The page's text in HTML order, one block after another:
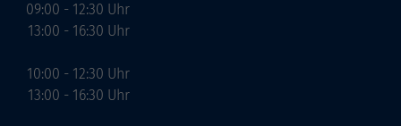
09:00 - 12:30 Uhr
13:00 - 16:30 Uhr
10:00 - 12:30 Uhr
13:00 - 16:30 Uhr